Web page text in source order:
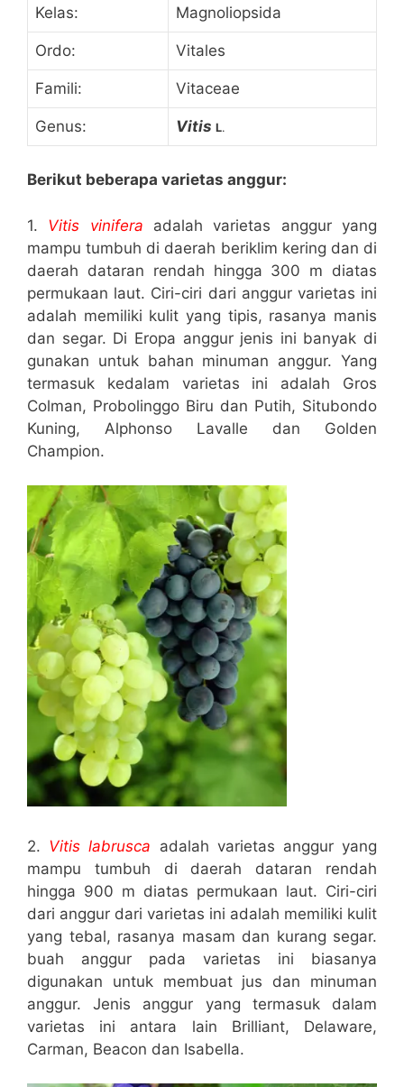
Kelas: Magnoliopsida
Ordo: Vitales
Famili: Vitaceae
Genus: Vitis L.
Berikut beberapa varietas anggur:
1. Vitis vinifera
adalah varietas anggur yang
mampu tumbuh di daerah beriklim kering dan di
daerah dataran rendah hingga 300 m diatas
permukaan laut. Ciri-ciri dari anggur varietas ini
adalah memiliki kulit yang tipis, rasanya manis
dan segar. Di Eropa anggur jenis ini banyak di
gunakan untuk bahan minuman anggur. Yang
termasuk kedalam varietas ini adalah Gros
Colman, Probolinggo Biru dan Putih, Situbondo
Kuning, Alphonso Lavalle dan Golden
Champion.
2. Vitis labrusca adalah varietas anggur yang
mampu tumbuh di daerah dataran rendah
hingga 900 m diatas permukaan laut. Ciri-ciri
dari anggur dari varietas ini adalah memiliki kulit
yang tebal, rasanya masam dan kurang segar.
buah anggur pada varietas ini biasanya
digunakan untuk membuat jus dan minuman
anggur. Jenis anggur yang termasuk dalam
varietas ini antara lain Brilliant, Delaware,
Carman, Beacon dan Isabella.